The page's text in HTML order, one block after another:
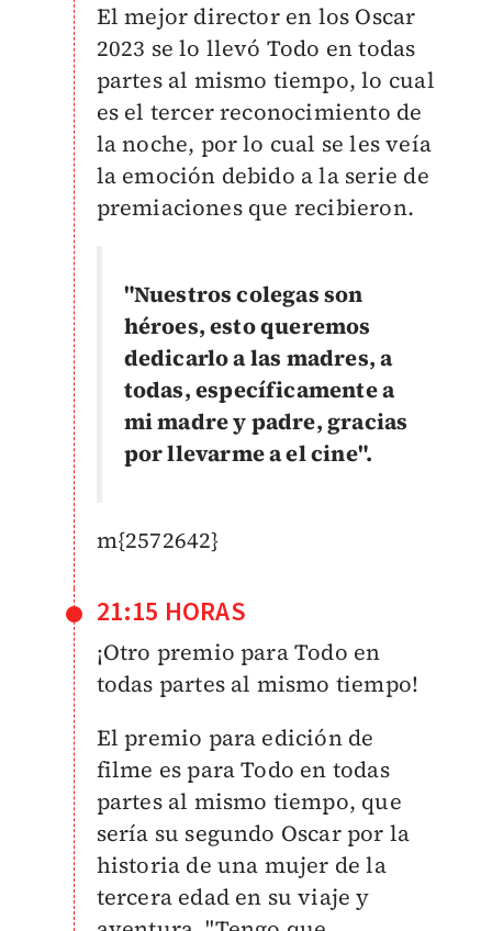
El mejor director en los Oscar
2023 se lo llevó Todo en todas
partes al mismo tiempo, lo cual
es el tercer reconocimiento de
la noche, por lo cual se les veía
la emoción debido a la serie de
premiaciones que recibieron.
"Nuestros colegas son
héroes, esto queremos
dedicarlo a las madres, a
todas, específicamente a
mi madre y padre, gracias
por llevarme a el cine".
m{2572642}
21:15 HORAS
¡Otro premio para Todo en
todas partes al mismo tiempo!
El premio para edición de
filme es para Todo en todas
partes al mismo tiempo, que
sería su segundo Oscar por la
historia de una mujer de la
tercera edad en su viaje y